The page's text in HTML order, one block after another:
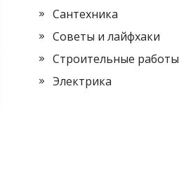
Сантехника
Советы и лайфхаки
Строительные работы
Электрика